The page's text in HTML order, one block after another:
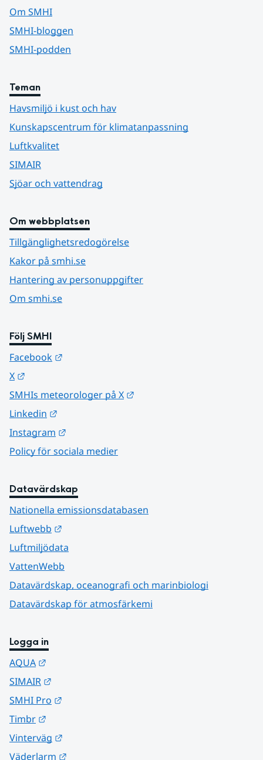
Om SMHI
SMHI-bloggen
SMHI-podden
Teman
Havsmiljö i kust och hav
Kunskapscentrum för klimatanpassning
Luftkvalitet
SIMAIR
Sjöar och vattendrag
Om webbplatsen
Tillgänglighetsredogörelse
Kakor på smhi.se
Hantering av personuppgifter
Om smhi.se
Följ SMHI
Facebook
X
SMHIs meteorologer på X
Linkedin
Instagram
Policy för sociala medier
Datavärdskap
Nationella emissionsdatabasen
Luftwebb
Luftmiljödata
VattenWebb
Datavärdskap, oceanografi och marinbiologi
Datavärdskap för atmosfärkemi
Logga in
AQUA
SIMAIR
SMHI Pro
Timbr
Vinterväg
Väderlarm